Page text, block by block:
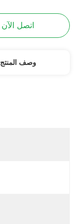
اتصل الآن
وصف المنتج